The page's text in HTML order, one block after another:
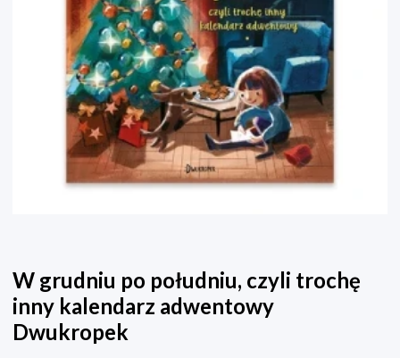
W grudniu po południu, czyli trochę
inny kalendarz adwentowy
Dwukropek